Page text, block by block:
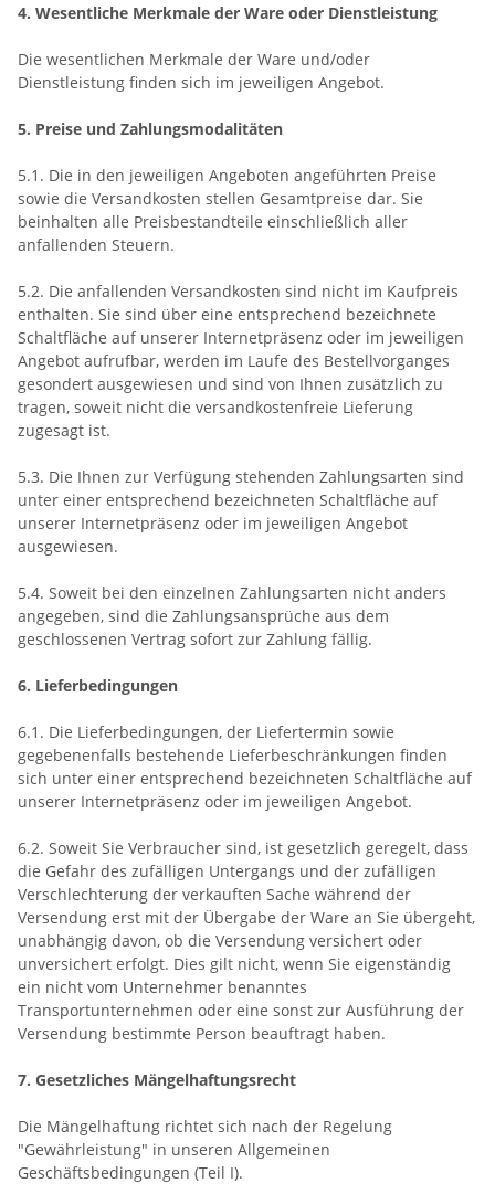
4. Wesentliche Merkmale der Ware oder Dienstleistung
Die wesentlichen Merkmale der Ware und/oder
Dienstleistung finden sich im jeweiligen Angebot.
5. Preise und Zahlungsmodalitäten
5.1. Die in den jeweiligen Angeboten angeführten Preise
sowie die Versandkosten stellen Gesamtpreise dar. Sie
beinhalten alle Preisbestandteile einschließlich aller
anfallenden Steuern.
5.2. Die anfallenden Versandkosten sind nicht im Kaufpreis
enthalten. Sie sind über eine entsprechend bezeichnete
Schaltfläche auf unserer Internetpräsenz oder im jeweiligen
Angebot aufrufbar, werden im Laufe des Bestellvorganges
gesondert ausgewiesen und sind von Ihnen zusätzlich zu
tragen, soweit nicht die versandkostenfreie Lieferung
zugesagt ist.
5.3. Die Ihnen zur Verfügung stehenden Zahlungsarten sind
unter einer entsprechend bezeichneten Schaltfläche auf
unserer Internetpräsenz oder im jeweiligen Angebot
ausgewiesen.
5.4. Soweit bei den einzelnen Zahlungsarten nicht anders
angegeben, sind die Zahlungsansprüche aus dem
geschlossenen Vertrag sofort zur Zahlung fällig.
6. Lieferbedingungen
6.1. Die Lieferbedingungen, der Liefertermin sowie
gegebenenfalls bestehende Lieferbeschränkungen finden
sich unter einer entsprechend bezeichneten Schaltfläche auf
unserer Internetpräsenz oder im jeweiligen Angebot.
6.2. Soweit Sie Verbraucher sind, ist gesetzlich geregelt, dass
die Gefahr des zufälligen Untergangs und der zufälligen
Verschlechterung der verkauften Sache während der
Versendung erst mit der Übergabe der Ware an Sie übergeht,
unabhängig davon, ob die Versendung versichert oder
unversichert erfolgt. Dies gilt nicht, wenn Sie eigenständig
ein nicht vom Unternehmer benanntes
Transportunternehmen oder eine sonst zur Ausführung der
Versendung bestimmte Person beauftragt haben.
7. Gesetzliches Mängelhaftungsrecht
Die Mängelhaftung richtet sich nach der Regelung
"Gewährleistung" in unseren Allgemeinen
Geschäftsbedingungen (Teil I).